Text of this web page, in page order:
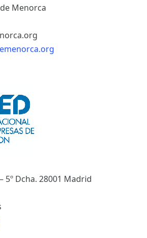
Menorca
5º Dcha. 28001 Madrid